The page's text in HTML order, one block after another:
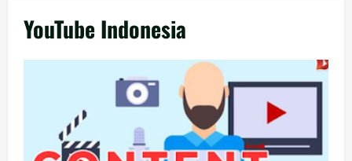
YouTube Indonesia